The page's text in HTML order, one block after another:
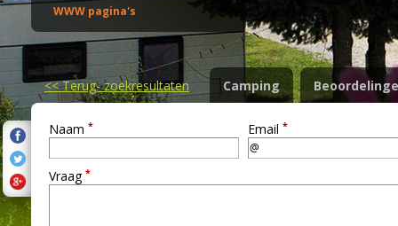
WWW pagina's
<<Terug- zoekresultaten Camping
Naam * Email *
Vraag *